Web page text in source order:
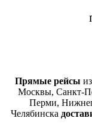
Прямые рейсы
Москвы, Санкт-
Перми,
Челябинска